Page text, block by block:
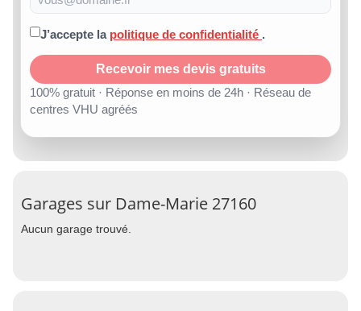
J’accepte la politique de confidentialité .
Recevoir mes devis gratuits
100% gratuit · Réponse en moins de 24h · Réseau de
centres VHU agréés
Garages sur Dame-Marie 27160
Aucun garage trouvé.